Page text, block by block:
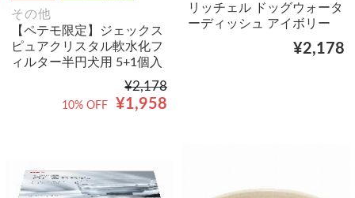
その他
【ペテモ限定】ジェックス
ピュアクリスタル軟水化フ
ィルター半円犬用 5+1個入
¥2,178
¥1,958
10% OFF
リッチェル ドッグウォータ
ーディッシュ アイボリー
¥2,178